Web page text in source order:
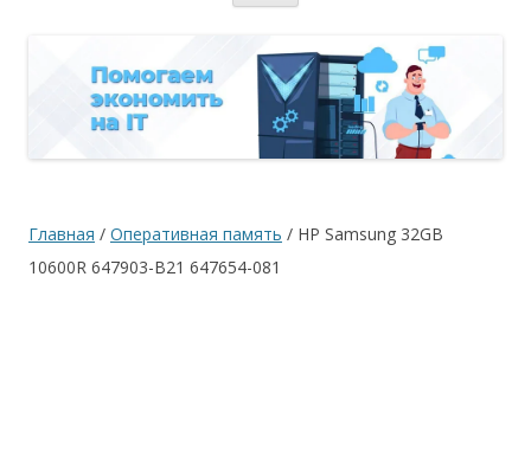
Главная / Оперативная память / HP Samsung 32GB
10600R 647903-B21 647654-081